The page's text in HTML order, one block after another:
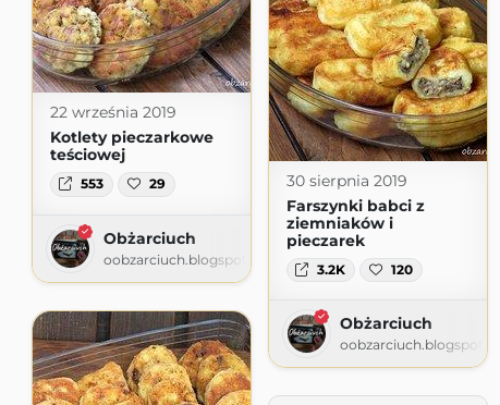
22 września 2019
Kotlety pieczarkowe
teściowej
553 29
Obżarciuch
oobzarciuch.blogspot.com
30 sierpnia 2019
Farszynki babci z
ziemniaków i
pieczarek
3.2K 120
Obżarciuch